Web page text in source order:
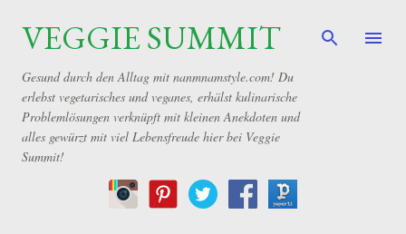
VEGGIE SUMMIT
Gesund durch den Alltag mit nanmnamstyle.com! Du
erlebst vegetarisches und veganes, erhälst kulinarische
Problemlösungen verknüpft mit kleinen Anekdoten und
alles gewürzt mit viel Lebensfreude hier bei Veggie
Summit!